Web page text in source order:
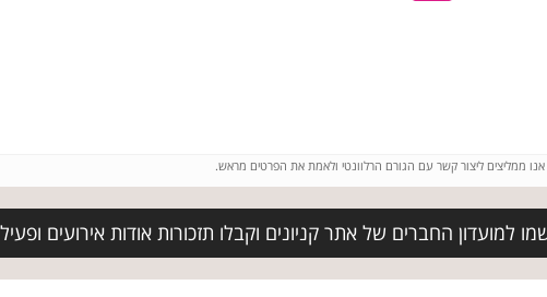
ממליצים ליצור קשר עם הגורם הרלוונטי ולאמת את הפרטים מראש.
למועדון החברים של אתר קניונים וקבלו תזכורות אודות אירועים